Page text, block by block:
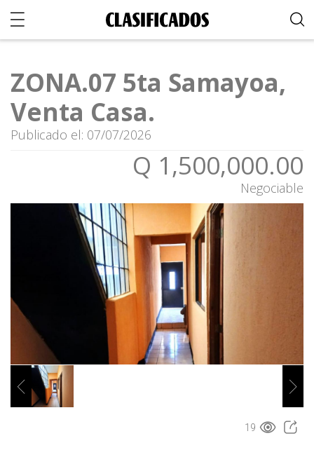
ZONA.07 5ta Samayoa,
Venta Casa.
Publicado el: 07/07/2026
Q 1,500,000.00
Negociable
19